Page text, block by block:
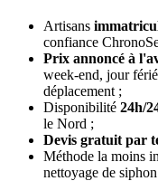
Artisans
confiance
Prix annoncé à
week-end, jour
déplacement ;
Disponibilité 24h/
le Nord ;
Devis gratuit par
Méthode la moins
nettoyage de